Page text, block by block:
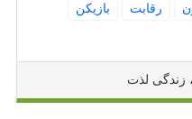
رقابت
بازیكن
زندگی لذت